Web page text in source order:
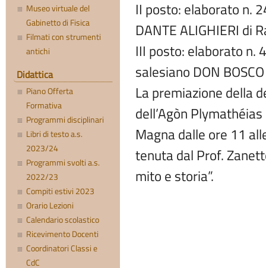
Museo virtuale del
Gabinetto di Fisica
Filmati con strumenti
antichi
Didattica
Piano Offerta
Formativa
Programmi disciplinari
Libri di testo a.s.
2023/24
Programmi svolti a.s.
2022/23
Compiti estivi 2023
Orario Lezioni
Calendario scolastico
Ricevimento Docenti
Coordinatori Classi e
CdC
II posto: elaborato n.
DANTE ALIGHIERI di
III posto: elaborato n.
salesiano DON
La premiazione della
dell’Agòn
Magna dalle ore 11
tenuta dal Prof.
mito e storia”.